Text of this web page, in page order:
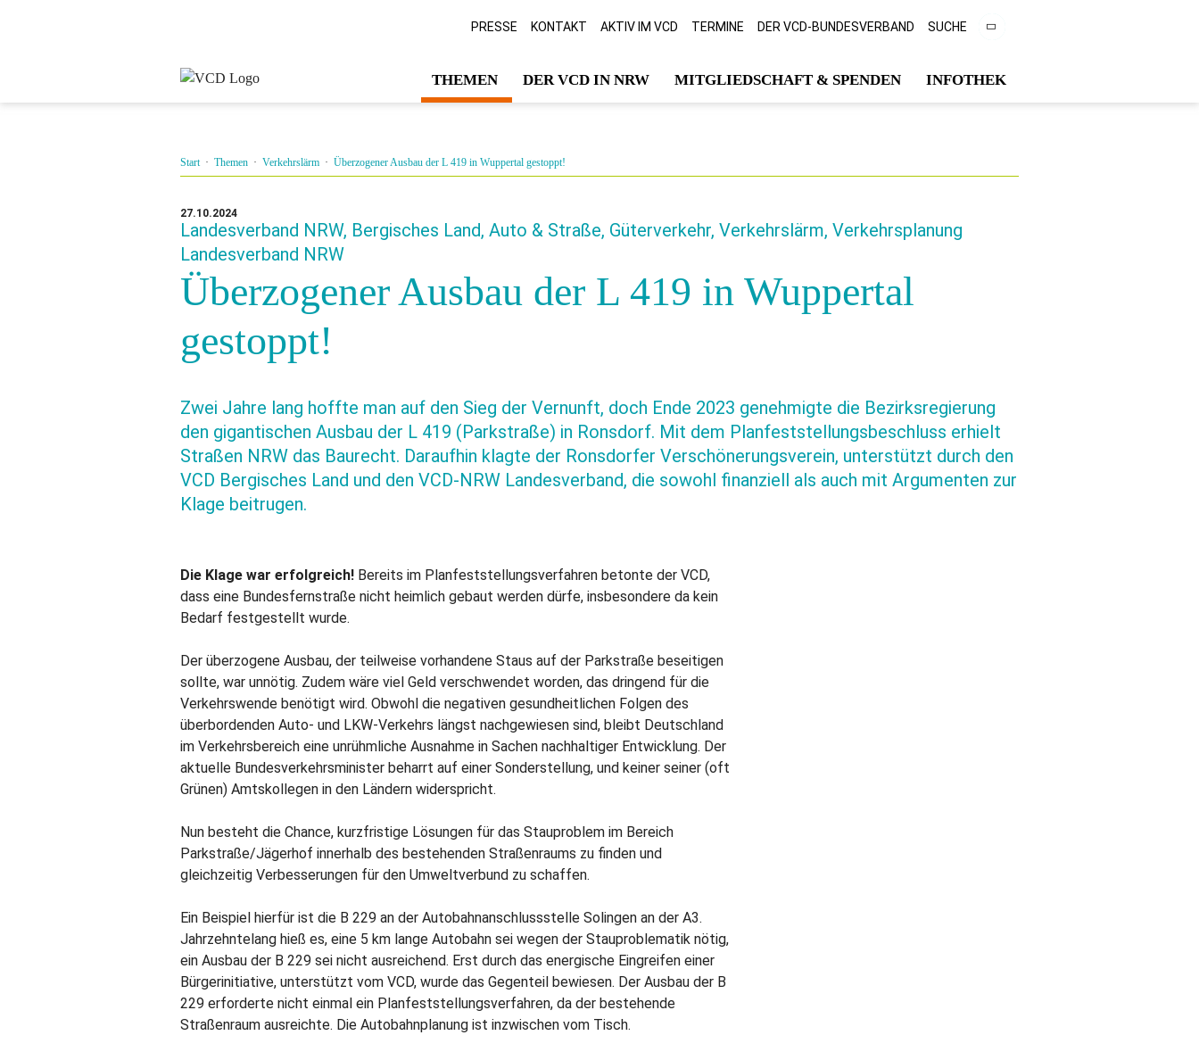
PRESSE KONTAKT AKTIV IM VCD TERMINE DER VCD-BUNDESVERBAND SUCHE
THEMEN DER VCD IN NRW MITGLIEDSCHAFT & SPENDEN INFOTHEK
Start· Themen · Verkehrslärm · Überzogener Ausbau der L 419 in Wuppertal gestoppt!
27.10.2024
Landesverband NRW, Bergisches Land, Auto & Straße, Güterverkehr, Verkehrslärm, Verkehrsplanung
Landesverband NRW
Überzogener Ausbau der L 419 in Wuppertal
gestoppt!
Zwei Jahre lang hoffte man auf den Sieg der Vernunft, doch Ende 2023 genehmigte die Bezirksregierung
den gigantischen Ausbau der L 419 (Parkstraße) in Ronsdorf. Mit dem Planfeststellungsbeschluss erhielt
Straßen NRW das Baurecht. Daraufhin klagte der Ronsdorfer Verschönerungsverein, unterstützt durch den
VCD Bergisches Land und den VCD-NRW Landesverband, die sowohl finanziell als auch mit Argumenten zur
Klage beitrugen.
Die Klage war erfolgreich! Bereits im Planfeststellungsverfahren betonte der VCD,
dass eine Bundesfernstraße nicht heimlich gebaut werden dürfe, insbesondere da kein
Bedarf festgestellt wurde.
Der überzogene Ausbau, der teilweise vorhandene Staus auf der Parkstraße beseitigen
sollte, war unnötig. Zudem wäre viel Geld verschwendet worden, das dringend für die
Verkehrswende benötigt wird. Obwohl die negativen gesundheitlichen Folgen des
überbordenden Auto- und LKW-Verkehrs längst nachgewiesen sind, bleibt Deutschland
im Verkehrsbereich eine unrühmliche Ausnahme in Sachen nachhaltiger Entwicklung. Der
aktuelle Bundesverkehrsminister beharrt auf einer Sonderstellung, und keiner seiner (oft
Grünen) Amtskollegen in den Ländern widerspricht.
Nun besteht die Chance, kurzfristige Lösungen für das Stauproblem im Bereich
Parkstraße/Jägerhof innerhalb des bestehenden Straßenraums zu finden und
gleichzeitig Verbesserungen für den Umweltverbund zu schaffen.
Ein Beispiel hierfür ist die B 229 an der Autobahnanschlussstelle Solingen an der A3.
Jahrzehntelang hieß es, eine 5 km lange Autobahn sei wegen der Stauproblematik nötig,
ein Ausbau der B 229 sei nicht ausreichend. Erst durch das energische Eingreifen einer
Bürgerinitiative, unterstützt vom VCD, wurde das Gegenteil bewiesen. Der Ausbau der B
229 erforderte nicht einmal ein Planfeststellungsverfahren, da der bestehende
Straßenraum ausreichte. Die Autobahnplanung ist inzwischen vom Tisch.